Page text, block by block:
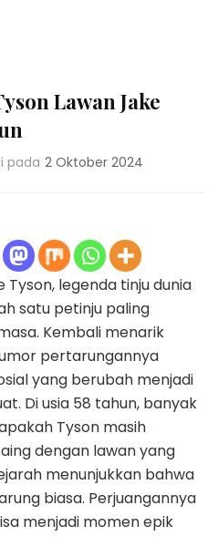
Lawan Jake
pada 2 Oktober 2024
Tyson, legenda tinju dunia
satu petinju paling
Kembali menarik
pertarungannya
yang berubah menjadi
Di usia 58 tahun, banyak
Tyson masih
dengan lawan yang
menunjukkan bahwa
biasa. Perjuangannya
menjadi momen epik